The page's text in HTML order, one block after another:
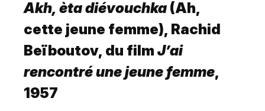
Akh, èta diévouchka (Ah,
cette jeune femme), Rachid
Beïboutov, du film J’ai
rencontré une jeune femme,
1957